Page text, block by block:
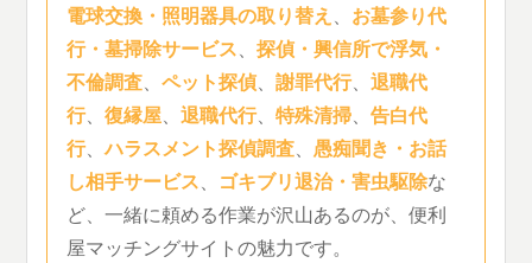
電球交換・照明器具の取り替え 、 お墓参り代
行・墓掃除サービス、探偵・興信所で浮気・
不倫調査、ペット探偵、謝罪代行、退職代
行、復縁屋、退職代行、特殊清掃、告白代
行、ハラスメント探偵調査、愚痴聞き・お話
し相手サービス、 ゴキブリ退治・害虫駆除な
ど、一緒に頼める作業が沢山あるのが、便利
屋マッチングサイトの魅力です。